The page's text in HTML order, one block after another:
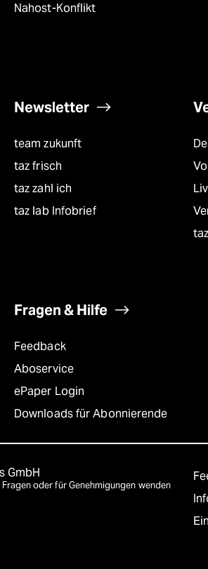
Nahost-Konflikt
Newsletter
team zukunft
taz frisch
taz zahl ich
taz lab Infobrief
Fragen & Hilfe
Feedback
Aboservice
ePaper Login
Downloads für Abonnierende
GmbH
oder für Genehmigungen wenden